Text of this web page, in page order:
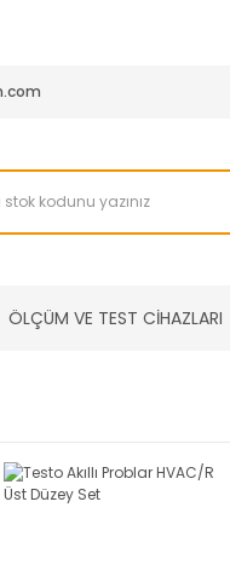
ÖLÇÜM VE TEST CİHAZLARI